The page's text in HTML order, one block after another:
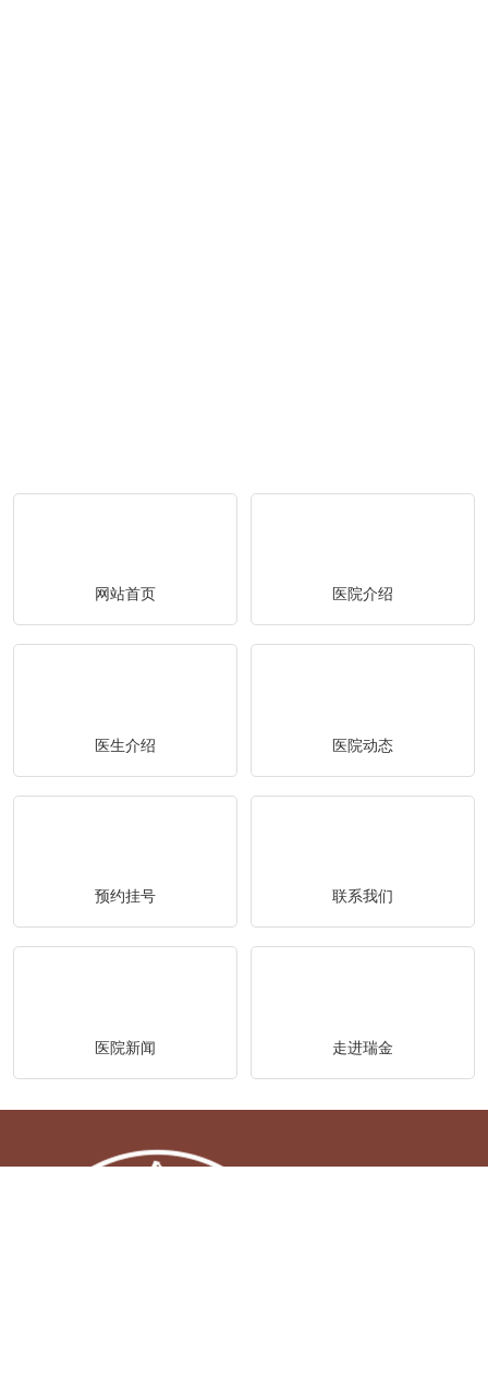
网站首页 医院介绍
医生介绍 医院动态
预约挂号 联系我们
医院新闻 走进瑞金